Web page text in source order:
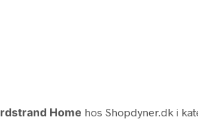
Home hos Shopdyner.dk i